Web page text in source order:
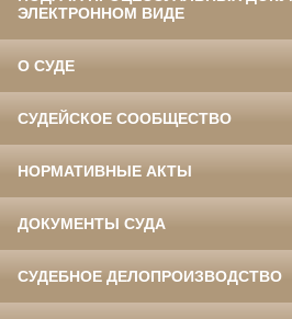
ЭЛЕКТРОННОМ ВИДЕ
О СУДЕ
СУДЕЙСКОЕ СООБЩЕСТВО
НОРМАТИВНЫЕ АКТЫ
ДОКУМЕНТЫ СУДА
СУДЕБНОЕ ДЕЛОПРОИЗВОДСТВО